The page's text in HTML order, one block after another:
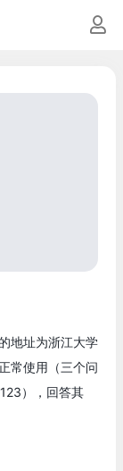
地址为浙江大学
常使用（三个问
），回答其